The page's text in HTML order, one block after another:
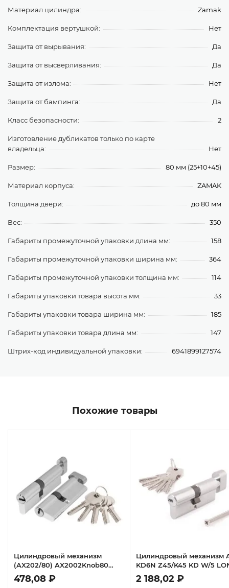
Материал цилиндра: Zamak
Комплектация вертушкой: Нет
Защита от вырывания: Да
Защита от высверливания: Да
Защита от излома: Нет
Защита от бампинга: Да
Класс безопасности: 2
Изготовление дубликатов только по карте
владельца:
Нет
Размер: 80 мм (25+10+45)
Материал корпуса: ZAMAK
Толщина двери: до 80 мм
Вес: 350
Габариты промежуточной упаковки длина мм: 158
Габариты промежуточной упаковки ширина мм: 364
Габариты промежуточной упаковки толщина мм: 114
Габариты упаковки товара высота мм: 33
Габариты упаковки товара ширина мм: 185
Габариты упаковки товара длина мм: 147
Штрих-код индивидуальной упаковки: 6941899127574
Похожие товары
Цилиндровый механизм
(AX202/80) AX2002Knob80
(30+10+40) CP хром с
вертушкой
478,08 ₽
Цилиндровый механизм
KD6N Z45/K45 KD W/5
KEY
2 188,02 ₽